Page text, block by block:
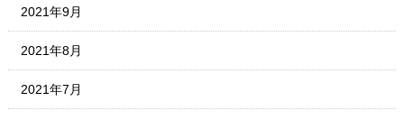
2021年9月
2021年8月
2021年7月